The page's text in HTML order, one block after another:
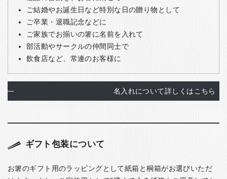
ご結婚やお誕生日など特別な日の贈り物として
ご卒業・退職記念などに
ご家族でお揃いの箸に名前を入れて
部活動やサークルの仲間同士で
飲食店など、常連のお客様に
名入れについて詳しくはこちら
ギフト包装について
お箸のギフト用のラッピングとして紙箱と桐箱がお選びいただ